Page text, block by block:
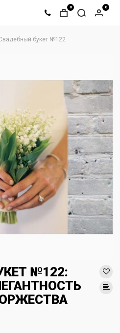
0 0
букет №122
№122: